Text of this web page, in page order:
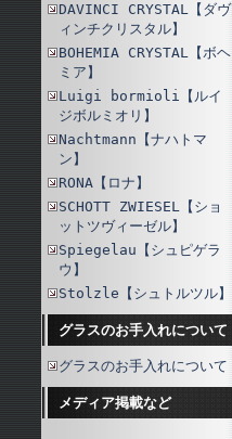
DAVINCI CRYSTAL【ダヴ
ィンチクリスタル】
BOHEMIA CRYSTAL【ボヘ
ミア】
Luigi bormioli【ルイ
ジボルミオリ】
Nachtmann【ナハトマ
ン】
RONA【ロナ】
SCHOTT ZWIESEL【ショ
ットツヴィーゼル】
Spiegelau【シュピゲラ
ウ】
Stolzle【シュトルツル】
グラスのお手入れについて
グラスのお手入れについて
メディア掲載など